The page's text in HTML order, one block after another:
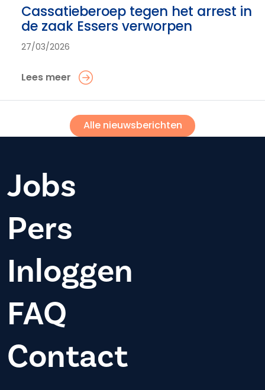
Cassatieberoep tegen het arrest in
de zaak Essers verworpen
27/03/2026
Lees meer
Alle nieuwsberichten
Jobs
Pers
Inloggen
FAQ
Contact